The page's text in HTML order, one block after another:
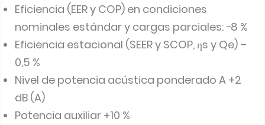
Eficiencia (EER y COP) en condiciones
nominales estándar y cargas parciales: −8 %
Eficiencia estacional (SEER y SCOP, ƞs y Qe) –
0,5 %
Nivel de potencia acústica ponderado A +2
dB (A)
Potencia auxiliar +10 %